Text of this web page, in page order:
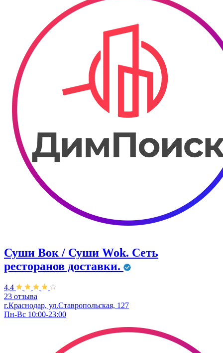
Суши Вок / Суши Wok. Сеть
ресторанов доставки.
4,4
23 отзыва
г.Краснодар, ул.Ставропольская, 127
Пн-Вс 10:00-23:00